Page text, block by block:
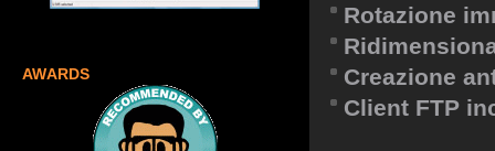
AWARDS
Rotazione
Creazione
Client FTP